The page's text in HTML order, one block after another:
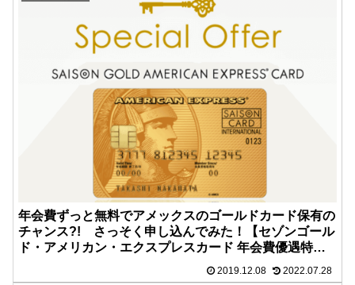
年会費ずっと無料でアメックスのゴールドカード保有の
チャンス?! さっそく申し込んでみた！【セゾンゴール
ド・アメリカン・エクスプレスカード 年会費優遇特
2019.12.08 2022.07.28